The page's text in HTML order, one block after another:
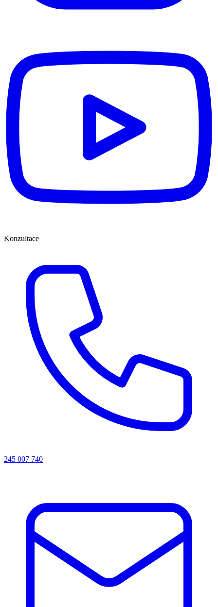
Konzultace
245 007 740